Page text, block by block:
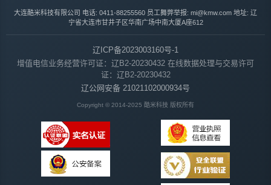
大连酷米科技有限公司 电话: 0411-88255560 员工舞弊举报: mi@kmw.com 地址: 辽
宁省大连市甘井子区华南广场中南大厦A座612
辽ICP备2023003160号-1
增值电信业务经营许可证：辽B2-20230432 在线数据处理与交易许可
证：辽B2-20230432
辽公网安备 21021102000934号
Copyright © 2014-2025 酷米科技 版权所有